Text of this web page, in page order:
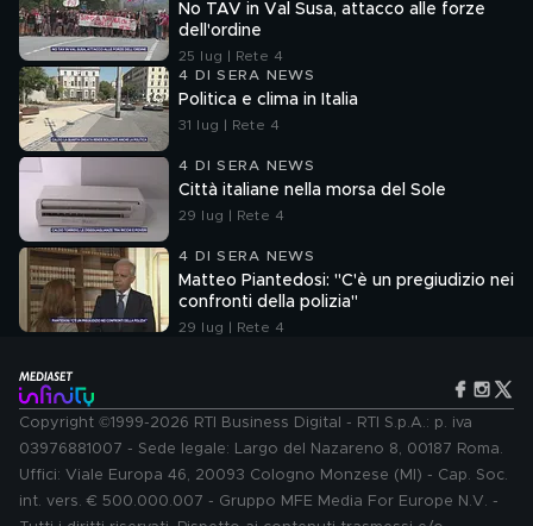
No TAV in Val Susa, attacco alle forze
dell'ordine
25 lug | Rete 4
4 DI SERA NEWS
Politica e clima in Italia
31 lug | Rete 4
4 DI SERA NEWS
Città italiane nella morsa del Sole
29 lug | Rete 4
4 DI SERA NEWS
Matteo Piantedosi: "C'è un pregiudizio nei
confronti della polizia"
29 lug | Rete 4
Copyright ©1999-2026 RTI Business Digital - RTI S.p.A.: p. iva
03976881007 - Sede legale: Largo del Nazareno 8, 00187 Roma.
Uffici: Viale Europa 46, 20093 Cologno Monzese (MI) - Cap. Soc.
int. vers. € 500.000.007 - Gruppo MFE Media For Europe N.V. -